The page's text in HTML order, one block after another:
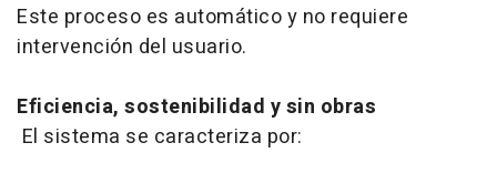
Este proceso es automático y no requiere
intervención del usuario.
Eficiencia, sostenibilidad y sin obras
El sistema se caracteriza por: